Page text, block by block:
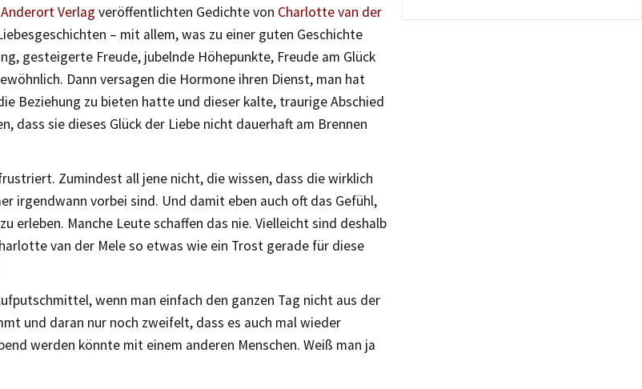
Anderort Verlag veröffentlichten Gedichte von Charlotte van der
– mit allem, was zu einer guten Geschichte
gesteigerte Freude, jubelnde Höhepunkte, Freude am Glück
Dann versagen die Hormone ihren Dienst, man hat
Beziehung zu bieten hatte und dieser kalte, traurige Abschied
dass sie dieses Glück der Liebe nicht dauerhaft am Brennen
Zumindest all jene nicht, die wissen, dass die wirklich
irgendwann vorbei sind. Und damit eben auch oft das Gefühl,
erleben. Manche Leute schaffen das nie. Vielleicht sind deshalb
van der Mele so etwas wie ein Trost gerade für diese
wenn man einfach den ganzen Tag nicht aus der
und daran nur noch zweifelt, dass es auch mal wieder
werden könnte mit einem anderen Menschen. Weiß man ja